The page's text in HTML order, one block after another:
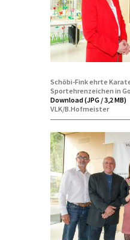
Schöbi-Fink ehrte
Sportehrenzeichen in
Download (JPG / 3,2 MB)
VLK/B.Hofmeister